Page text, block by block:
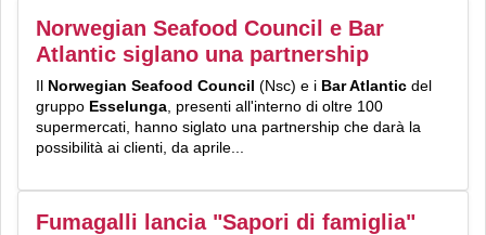
Norwegian Seafood Council e Bar
Atlantic siglano una partnership
Il Norwegian Seafood Council (Nsc) e i Bar Atlantic del
gruppo Esselunga, presenti all'interno di oltre 100
supermercati, hanno siglato una partnership che darà la
possibilità ai clienti, da aprile...
Fumagalli lancia "Sapori di famiglia"